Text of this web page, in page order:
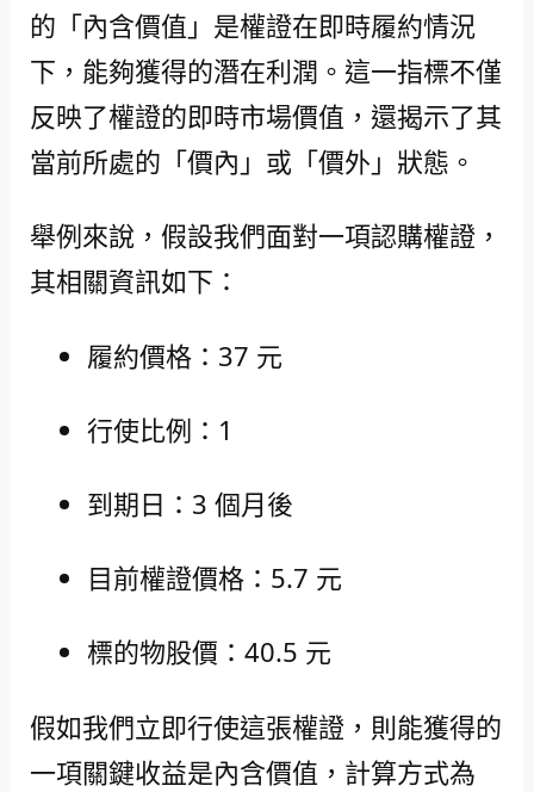
的「內含價值」是權證在即時履約情況
下，能夠獲得的潛在利潤。這一指標不僅
反映了權證的即時市場價值，還揭示了其
當前所處的「價內」或「價外」狀態。
舉例來說，假設我們面對一項認購權證，
其相關資訊如下：
履約價格：37 元
行使比例：1
到期日：3 個月後
目前權證價格：5.7 元
標的物股價：40.5 元
假如我們立即行使這張權證，則能獲得的
一項關鍵收益是內含價值，計算方式為